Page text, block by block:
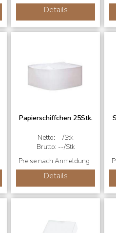
Details
Papierschiffchen 25Stk.
Netto: --/Stk
Brutto: --/Stk
Preise nach Anmeldung
Details